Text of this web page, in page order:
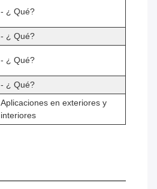
- ¿ Qué?
- ¿ Qué?
- ¿ Qué?
- ¿ Qué?
Aplicaciones en exteriores y
interiores